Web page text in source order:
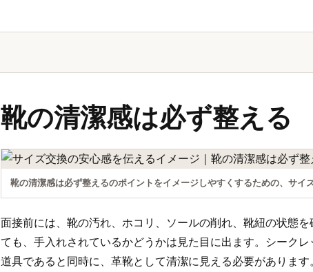
靴の清潔感は必ず整える
靴の清潔感は必ず整えるのポイントをイメージしやすくするための、サイ
面接前には、靴の汚れ、ホコリ、ソールの削れ、靴紐の状態を
ても、手入れされているかどうかは見た目に出ます。シーク
道具であると同時に、革靴として清潔に見える必要があります